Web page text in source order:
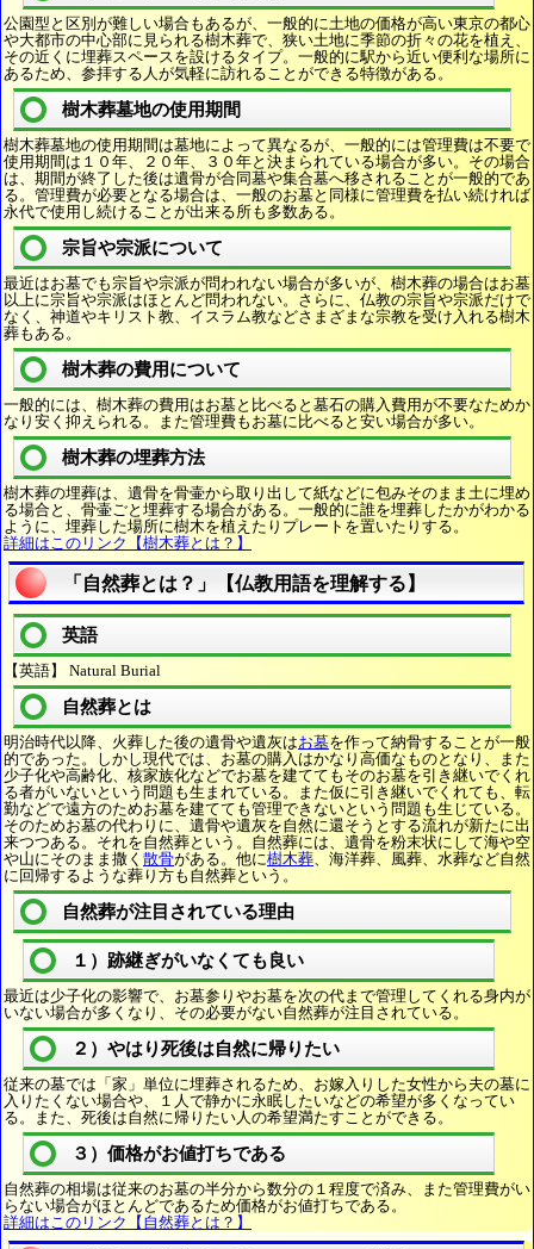
公園型と区別が難しい場合もあるが、一般的に土地の価格が高い東京の都心
や大都市の中心部に見られる樹木葬で、狭い土地に季節の折々の花を植え、
その近くに埋葬スペースを設けるタイプ。一般的に駅から近い便利な場所に
あるため、参拝する人が気軽に訪れることができる特徴がある。
樹木葬墓地の使用期間
樹木葬墓地の使用期間は墓地によって異なるが、一般的には管理費は不要で
使用期間は１０年、２０年、３０年と決まられている場合が多い。その場合
は、期間が終了した後は遺骨が合同墓や集合墓へ移されることが一般的であ
る。管理費が必要となる場合は、一般のお墓と同様に管理費を払い続ければ
永代で使用し続けることが出来る所も多数ある。
宗旨や宗派について
最近はお墓でも宗旨や宗派が問われない場合が多いが、樹木葬の場合はお墓
以上に宗旨や宗派はほとんど問われない。さらに、仏教の宗旨や宗派だけで
なく、神道やキリスト教、イスラム教などさまざまな宗教を受け入れる樹木
葬もある。
樹木葬の費用について
一般的には、樹木葬の費用はお墓と比べると墓石の購入費用が不要なためか
なり安く抑えられる。また管理費もお墓に比べると安い場合が多い。
樹木葬の埋葬方法
樹木葬の埋葬は、遺骨を骨壷から取り出して紙などに包みそのまま土に埋め
る場合と、骨壷ごと埋葬する場合がある。一般的に誰を埋葬したかがわかる
ように、埋葬した場所に樹木を植えたりプレートを置いたりする。
詳細はこのリンク【樹木葬とは？】
「自然葬とは？」【仏教用語を理解する】
英語
【英語】 Natural Burial
自然葬とは
明治時代以降、火葬した後の遺骨や遺灰はお墓を作って納骨することが一般
的であった。しかし現代では、お墓の購入はかなり高価なものとなり、また
少子化や高齢化、核家族化などでお墓を建ててもそのお墓を引き継いでくれ
る者がいないという問題も生まれている。また仮に引き継いでくれても、転
勤などで遠方のためお墓を建てても管理できないという問題も生じている。
そのためお墓の代わりに、遺骨や遺灰を自然に還そうとする流れが新たに出
来つつある。それを自然葬という。自然葬には、遺骨を粉末状にして海や空
や山にそのまま撒く 散骨がある。他に樹木葬、海洋葬、風葬、水葬など自然
に回帰するような葬り方も自然葬という。
自然葬が注目されている理由
１）跡継ぎがいなくても良い
最近は少子化の影響で、お墓参りやお墓を次の代まで管理してくれる身内が
いない場合が多くなり、その必要がない自然葬が注目されている。
２）やはり死後は自然に帰りたい
従来の墓では「家」単位に埋葬されるため、お嫁入りした女性から夫の墓に
入りたくない場合や、１人で静かに永眠したいなどの希望が多くなってい
る。また、死後は自然に帰りたい人の希望満たすことができる。
３）価格がお値打ちである
自然葬の相場は従来のお墓の半分から数分の１程度で済み、また管理費がい
らない場合がほとんどであるため価格がお値打ちである。
詳細はこのリンク【自然葬とは？】